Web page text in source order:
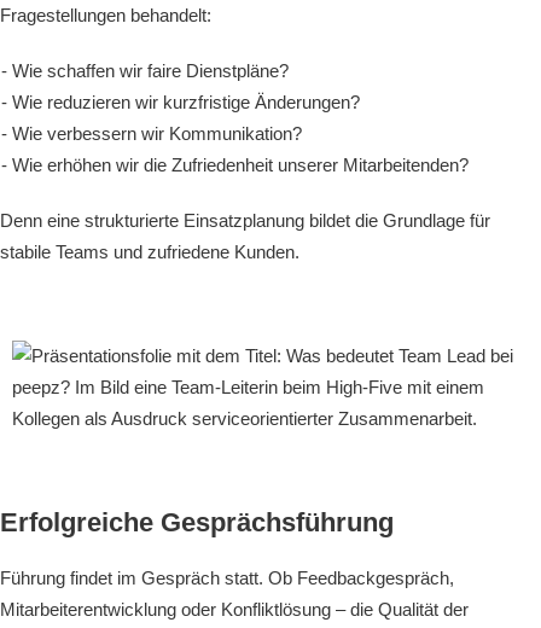
Fragestellungen behandelt:
Wie schaffen wir faire Dienstpläne?
Wie reduzieren wir kurzfristige Änderungen?
Wie verbessern wir Kommunikation?
Wie erhöhen wir die Zufriedenheit unserer Mitarbeitenden?
Denn eine strukturierte Einsatzplanung bildet die Grundlage für
stabile Teams und zufriedene Kunden.
Erfolgreiche Gesprächsführung
Führung findet im Gespräch statt. Ob Feedbackgespräch,
Mitarbeiterentwicklung oder Konfliktlösung – die Qualität der